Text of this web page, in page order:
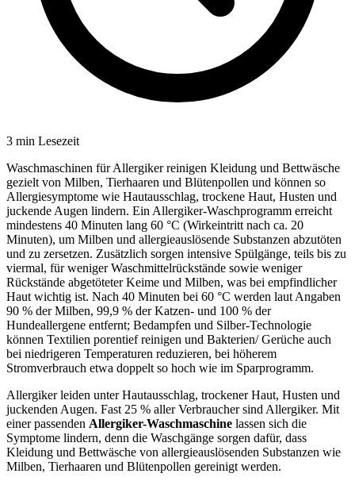
3 min Lesezeit
Waschmaschinen für Allergiker reinigen Kleidung und Bettwäsche
gezielt von Milben, Tierhaaren und Blütenpollen und können so
Allergiesymptome wie Hautausschlag, trockene Haut, Husten und
juckende Augen lindern. Ein Allergiker-Waschprogramm erreicht
mindestens 40 Minuten lang 60 °C (Wirkeintritt nach ca. 20
Minuten), um Milben und allergieauslösende Substanzen abzutöten
und zu zersetzen. Zusätzlich sorgen intensive Spülgänge, teils bis zu
viermal, für weniger Waschmittelrückstände sowie weniger
Rückstände abgetöteter Keime und Milben, was bei empfindlicher
Haut wichtig ist. Nach 40 Minuten bei 60 °C werden laut Angaben
90 % der Milben, 99,9 % der Katzen- und 100 % der
Hundeallergene entfernt; Bedampfen und Silber-Technologie
können Textilien porentief reinigen und Bakterien/ Gerüche auch
bei niedrigeren Temperaturen reduzieren, bei höherem
Stromverbrauch etwa doppelt so hoch wie im Sparprogramm.
Allergiker leiden unter Hautausschlag, trockener Haut, Husten und
juckenden Augen. Fast 25 % aller Verbraucher sind Allergiker. Mit
einer passenden Allergiker-Waschmaschine lassen sich die
Symptome lindern, denn die Waschgänge sorgen dafür, dass
Kleidung und Bettwäsche von allergieauslösenden Substanzen wie
Milben, Tierhaaren und Blütenpollen gereinigt werden.